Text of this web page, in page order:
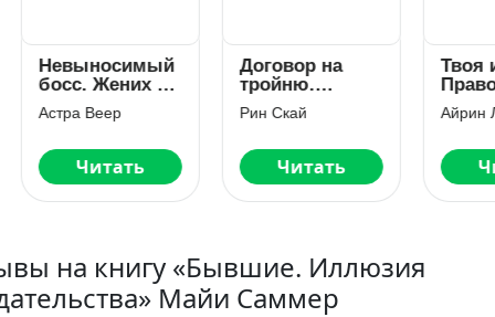
Жених по
Веер
Читать
Договор на
тройню.
Вернуть семью
Рин Скай
Читать
Твоя измена.
Право на
отцовство
Айрин Лакс
Читать
на книгу «Бывшие. Иллюзия
Майи Саммер